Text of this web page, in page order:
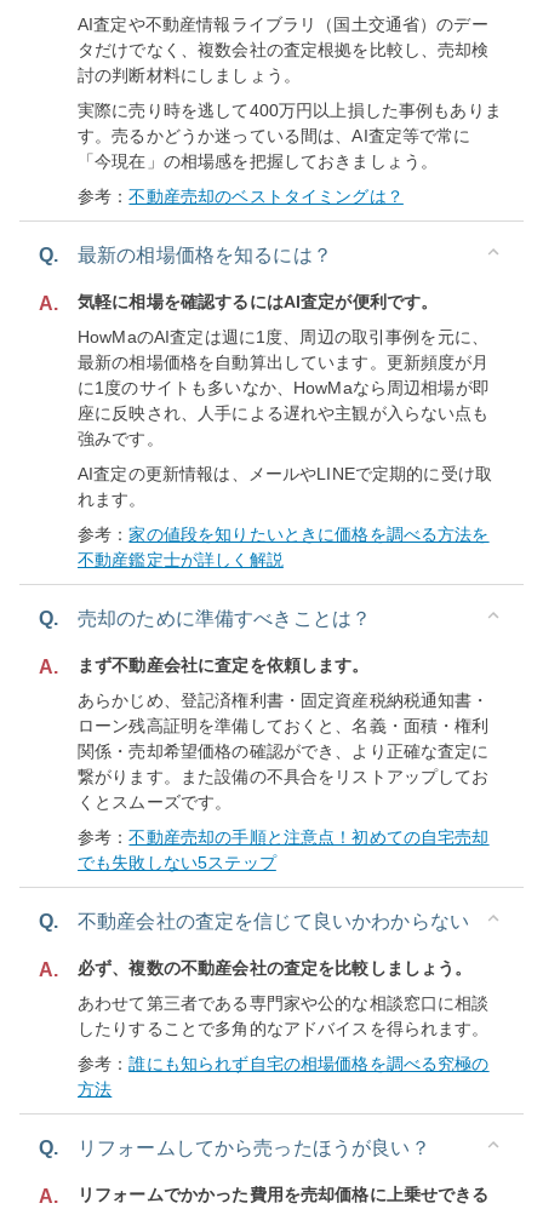
AI査定や不動産情報ライブラリ（国土交通省）のデー
タだけでなく、複数会社の査定根拠を比較し、売却検
討の判断材料にしましょう。
実際に売り時を逃して400万円以上損した事例もありま
す。売るかどうか迷っている間は、AI査定等で常に
「今現在」の相場感を把握しておきましょう。
参考：不動産売却のベストタイミングは？
Q. 最新の相場価格を知るには？
A.
気軽に相場を確認するにはAI査定が便利です。
HowMaのAI査定は週に1度、周辺の取引事例を元に、
最新の相場価格を自動算出しています。更新頻度が月
に1度のサイトも多いなか、HowMaなら周辺相場が即
座に反映され、人手による遅れや主観が入らない点も
強みです。
AI査定の更新情報は、メールやLINEで定期的に受け取
れます。
参考：家の値段を知りたいときに価格を調べる方法を
不動産鑑定士が詳しく解説
Q. 売却のために準備すべきことは？
A.
まず不動産会社に査定を依頼します。
あらかじめ、登記済権利書・固定資産税納税通知書・
ローン残高証明を準備しておくと、名義・面積・権利
関係・売却希望価格の確認ができ、より正確な査定に
繋がります。また設備の不具合をリストアップしてお
くとスムーズです。
参考：不動産売却の手順と注意点！初めての自宅売却
でも失敗しない5ステップ
Q. 不動産会社の査定を信じて良いかわからない
A.
必ず、複数の不動産会社の査定を比較しましょう。
あわせて第三者である専門家や公的な相談窓口に相談
したりすることで多角的なアドバイスを得られます。
参考：誰にも知られず自宅の相場価格を調べる究極の
方法
Q. リフォームしてから売ったほうが良い？
A.
リフォームでかかった費用を売却価格に上乗せできる